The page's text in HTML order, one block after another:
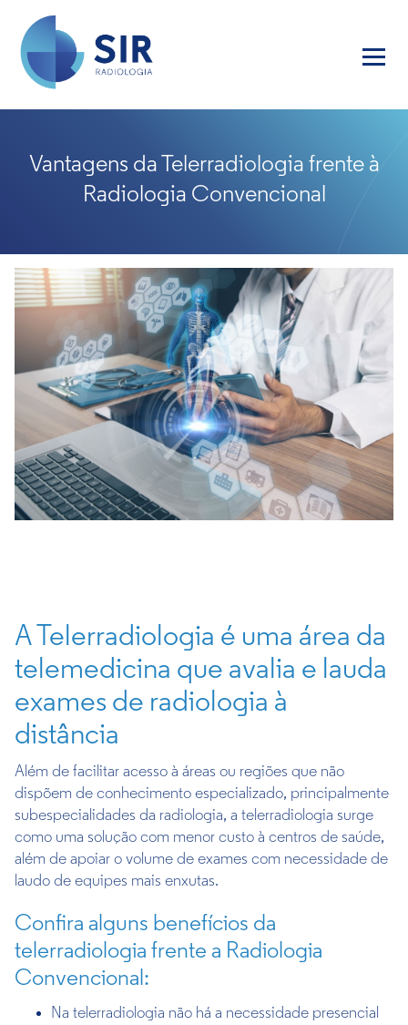
Vantagens da Telerradiologia frente à
Radiologia Convencional
A Telerradiologia é uma área da
telemedicina que avalia e lauda
exames de radiologia à
distância
Além de facilitar acesso à áreas ou regiões que não
dispõem de conhecimento especializado, principalmente
subespecialidades da radiologia, a telerradiologia surge
como uma solução com menor custo à centros de saúde,
além de apoiar o volume de exames com necessidade de
laudo de equipes mais enxutas.
Confira alguns benefícios da
telerradiologia frente a Radiologia
Convencional:
Na telerradiologia não há a necessidade presencial